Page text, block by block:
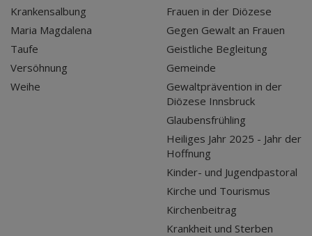
Krankensalbung
Maria Magdalena
Taufe
Versöhnung
Weihe
Frauen in der Diözese
Gegen Gewalt an Frauen
Geistliche Begleitung
Gemeinde
Gewaltprävention in der
Diözese Innsbruck
Glaubensfrühling
Heiliges Jahr 2025 - Jahr der
Hoffnung
Kinder- und Jugendpastoral
Kirche und Tourismus
Kirchenbeitrag
Krankheit und Sterben